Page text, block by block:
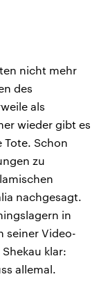
nicht mehr
des
als
wieder gibt es
Tote. Schon
zu
nachgesagt.
in
seiner Video-
klar:
allemal.